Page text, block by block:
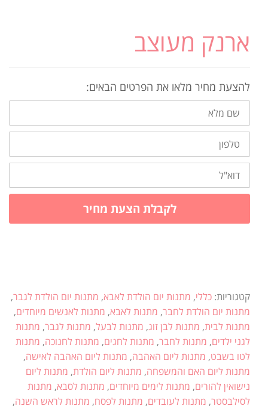
ארנק מעוצב
להצעת מחיר מלאו את הפרטים הבאים:
שם
מלא
טלפון
דוא"ל
לקבלת הצעת מחיר
קטגוריות: כללי, מתנות יום הולדת לאבא, מתנות יום הולדת לגבר,
מתנות יום הולדת לחבר, מתנות לאבא, מתנות לאנשים מיוחדים,
מתנות לבית, מתנות לבן זוג, מתנות לבעל, מתנות לגבר, מתנות
לגני ילדים, מתנות לחבר, מתנות לחגים, מתנות לחנוכה, מתנות
לטו בשבט, מתנות ליום האהבה, מתנות ליום האהבה לאישה,
מתנות ליום האם והמשפחה, מתנות ליום הולדת, מתנות ליום
נישואין להורים, מתנות לימים מיוחדים, מתנות לסבא, מתנות
לסילבסטר, מתנות לעובדים, מתנות לפסח, מתנות לראש השנה,